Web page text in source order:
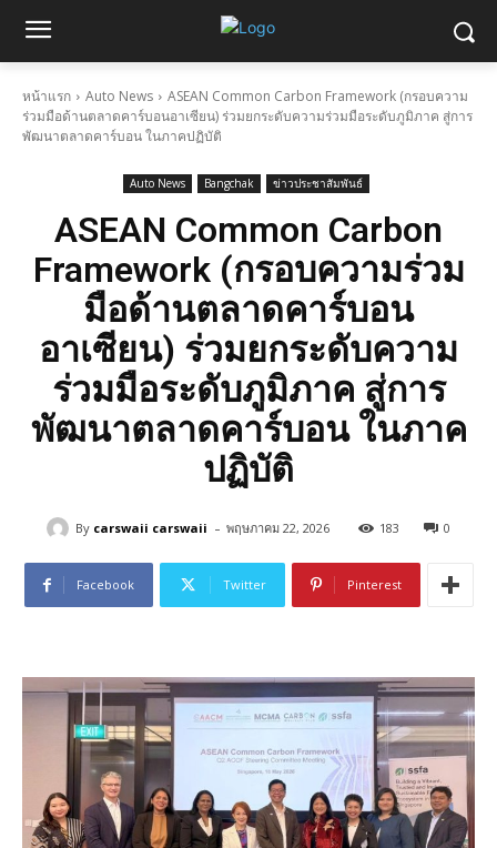
หน้าแรก Auto News
ASEAN Common Carbon Framework (กรอบความ
ร่วมมือด้านตลาดคาร์บอนอาเซียน) ร่วมยกระดับความร่วมมือระดับภูมิภาค สู่การ
พัฒนาตลาดคาร์บอน ในภาคปฏิบัติ
Auto News Bangchak ข่าวประชาสัมพันธ์
ASEAN Common Carbon
Framework (กรอบความร่วม
มือด้านตลาดคาร์บอน
อาเซียน) ร่วมยกระดับความ
ร่วมมือระดับภูมิภาค สู่การ
พัฒนาตลาดคาร์บอน ในภาค
ปฏิบัติ
By carswaii carswaii - พฤษภาคม 22, 2026 183 0
Facebook Twitter Pinterest